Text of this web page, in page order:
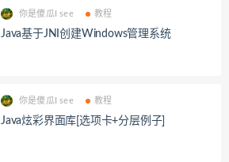
你是傻瓜I see 教程
Java基于JNI创建Windows管理系统
你是傻瓜I see 教程
Java炫彩界面库[选项卡+分层例子]